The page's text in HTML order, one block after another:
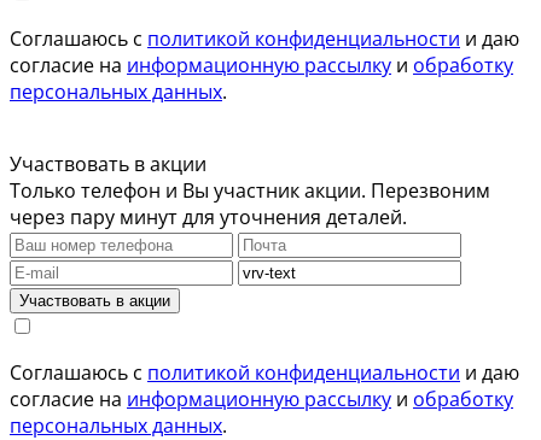
Соглашаюсь с политикой конфиденциальности и даю
согласие на информационную рассылку и обработку
персональных данных.
Участвовать в акции
Только телефон и Вы участник акции. Перезвоним
через пару минут для уточнения деталей.
Участвовать в акции
Соглашаюсь с политикой конфиденциальности и даю
согласие на информационную рассылку и обработку
персональных данных.